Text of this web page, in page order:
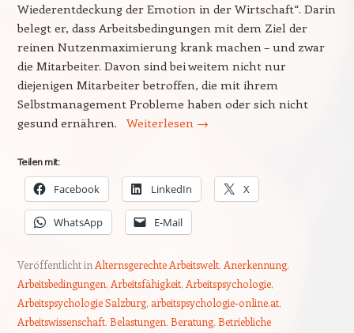
Wiederentdeckung der Emotion in der Wirtschaft“. Darin
belegt er, dass Arbeitsbedingungen mit dem Ziel der
reinen Nutzenmaximierung krank machen – und zwar
die Mitarbeiter. Davon sind bei weitem nicht nur
diejenigen Mitarbeiter betroffen, die mit ihrem
Selbstmanagement Probleme haben oder sich nicht
gesund ernähren. Weiterlesen →
Teilen mit:
Facebook LinkedIn X
WhatsApp E-Mail
Veröffentlicht in Alternsgerechte Arbeitswelt, Anerkennung,
Arbeitsbedingungen, Arbeitsfähigkeit, Arbeitspsychologie,
Arbeitspsychologie Salzburg, arbeitspsychologie-online.at,
Arbeitswissenschaft, Belastungen, Beratung, Betriebliche